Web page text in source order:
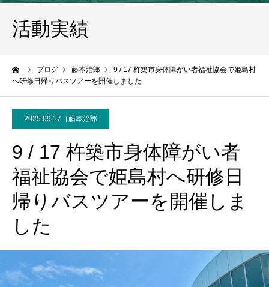
活動実績
ブログ 藤本治郎
9 / 17 杵築市身体障がい者福祉協会で姫島村
へ研修日帰りバスツアーを開催しました
2025.09.17 藤本治郎
9 / 17 杵築市身体障がい者
福祉協会で姫島村へ研修日
帰りバスツアーを開催しま
した